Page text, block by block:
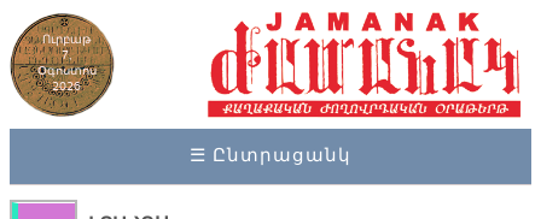
Ուրբաթ
7,
Օգոստոս
2026
☰ Ընտրացանկ